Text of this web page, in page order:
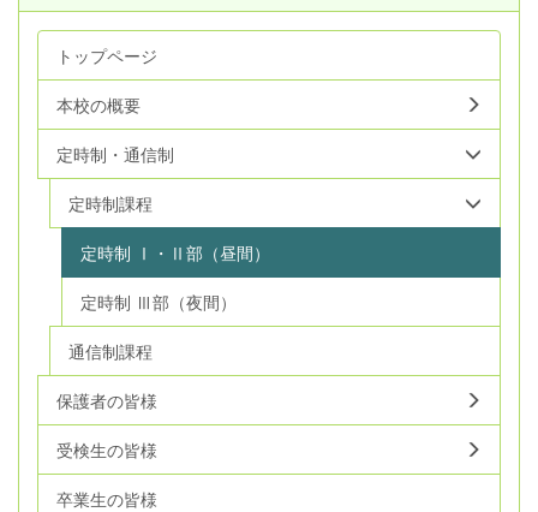
トップページ
本校の概要
定時制・通信制
定時制課程
定時制 Ⅰ・Ⅱ部（昼間）
定時制 Ⅲ部（夜間）
通信制課程
保護者の皆様
受検生の皆様
卒業生の皆様